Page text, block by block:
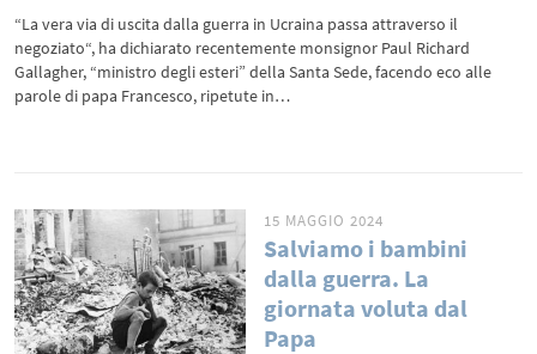
“La vera via di uscita dalla guerra in Ucraina passa attraverso il
negoziato“, ha dichiarato recentemente monsignor Paul Richard
Gallagher, “ministro degli esteri” della Santa Sede, facendo eco alle
parole di papa Francesco, ripetute in…
15 MAGGIO 2024
Salviamo i bambini
dalla guerra. La
giornata voluta dal
Papa